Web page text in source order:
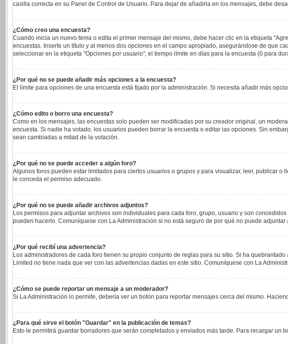
casilla correcta en su Panel de Control de Usuario. Para dejar de añadirla en los mensajes, debe
¿Cómo creo una encuesta?
Cuando inicia un nuevo tema o edita el primer mensaje del mismo, debe hacer clic en la etiqueta
encuestas. Inserte un título y al menos dos opciones en el campo apropiado, asegurándose de que
seleccionar en la etiqueta "Opciones por usuario", el tiempo límite en días para la encuesta (0 para
¿Por qué no se puede añadir más opciones a la encuesta?
El límite para opciones de una encuesta está fijado por la administración. Si necesita añadir más
¿Cómo edito o borro una encuesta?
Como en los mensajes, las encuestas solo pueden ser modificadas por su creador original, un
encuesta. Si nadie ha votado, los usuarios pueden borrar la encuesta o editar las opciones. Sin
sean cambiadas a mitad de la votación.
¿Por qué no se puede acceder a algún foro?
Algunos foros pueden estar limitados para ciertos usuarios o grupos y para visualizar, leer, publicar
le conceda el permiso adecuado.
¿Por qué no se puede añadir archivos adjuntos?
Los permisos para adjuntar archivos son individuales para cada foro, grupo, usuario y son
pueden hacerlo. Comuníquese con La Administración si no está seguro de por qué no puede adjuntar
¿Por qué recibí una advertencia?
Los administradores de cada foro tienen su propio conjunto de reglas para su sitio. Si ha
Limited no tiene nada que ver con las advertencias dadas en este sitio. Comuníquese con La
¿Cómo se puede reportar un mensaje a un moderador?
Si La Administración lo permite, debería ver un botón para reportar mensajes cerca del mismo.
¿Para qué sirve el botón "Guardar" en la publicación de temas?
Esto le permitirá guardar borradores que serán completados y enviados más tarde. Para recargar un